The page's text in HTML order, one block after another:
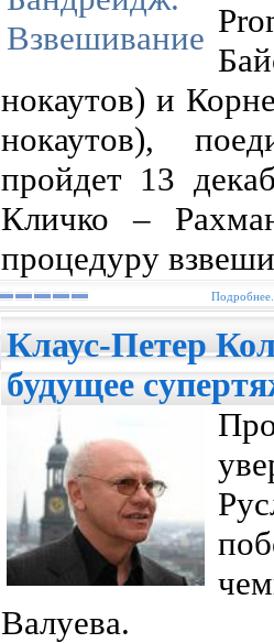
нокаутов) и
нокаутов),
пройдет 13
Кличко –
процедуру
Клаус-Петер
будущее
Валуева.